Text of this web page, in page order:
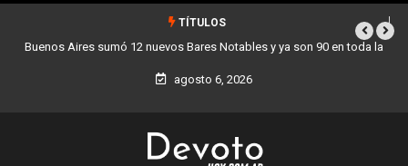
TÍTULOS
Buenos Aires sumó 12 nuevos Bares Notables y ya son 90 en toda la
Ciudad
agosto 6, 2026